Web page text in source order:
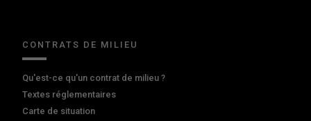
CONTRATS DE MILIEU
Qu'est-ce qu'un contrat de milieu ?
Textes réglementaires
Carte de situation